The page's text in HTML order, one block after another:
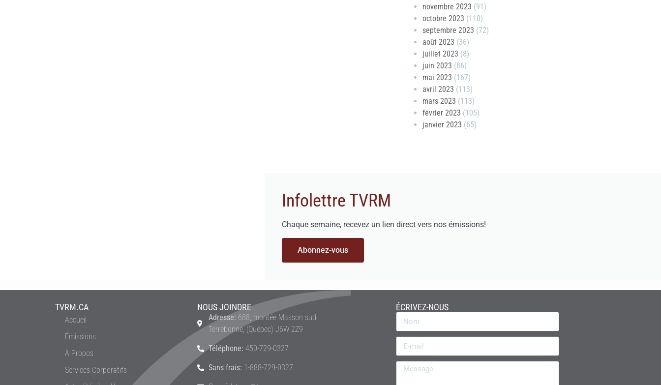
novembre 2023 (91)
octobre 2023 (110)
septembre 2023 (72)
août 2023 (36)
juillet 2023 (8)
juin 2023 (86)
mai 2023 (167)
avril 2023 (113)
mars 2023 (113)
février 2023 (105)
janvier 2023 (65)
Infolettre TVRM
Chaque semaine, recevez un lien direct vers nos émissions!
Abonnez-vous
TVRM.CA
Accueil
Émissions
À Propos
Services Corporatifs
NOUS JOINDRE
Adresse: 688, montée Masson sud,
Terrebonne, (Québec) J6W 2Z9
Téléphone: 450-729-0327
Sans frais: 1-888-729-0327
ÉCRIVEZ-NOUS